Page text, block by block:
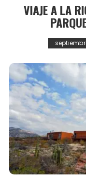
VIAJE A LA